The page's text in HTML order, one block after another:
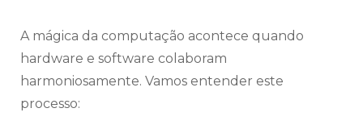
A mágica da computação acontece quando
hardware e software colaboram
harmoniosamente. Vamos entender este
processo: